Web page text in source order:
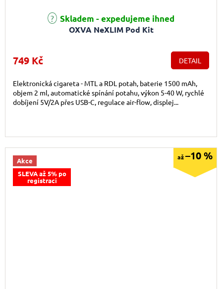
OXVA NeXLIM Pod Kit
Průměrné hodnocení produktu je 4,6 z 5 hvězdiček.
Skladem - expedujeme ihned
749 Kč DETAIL
Elektronická cigareta - MTL a RDL potah, baterie 1500 mAh,
objem 2 ml, automatické spínání potahu, výkon 5-40 W, rychlé
dobíjení 5V/2A přes USB-C, regulace air-flow, displej...
Akce
SLEVA až 5% po
registraci
až–10 %